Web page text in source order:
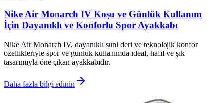
Nike Air Monarch IV Koşu ve Günlük Kullanım
İçin Dayanıklı ve Konforlu Spor Ayakkabı
Nike Air Monarch IV, dayanıklı suni deri ve teknolojik konfor
özellikleriyle spor ve günlük kullanımda ideal, hafif ve şık
tasarımıyla öne çıkan ayakkabıdır.
Daha fazla bilgi edinin